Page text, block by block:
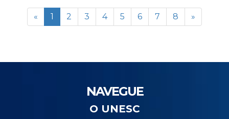
« 1 2 3 4 5 6 7 8 »
NAVEGUE
O UNESC